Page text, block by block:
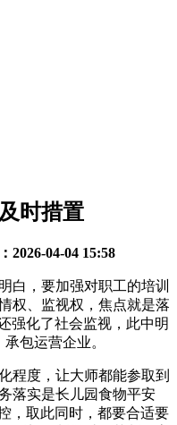
时措置
2026-04-04 15:58
，要加强对职工的培训
权、监视权，焦点就是落
强化了社会监视，此中明
包运营企业。
度，让大师都能参取到
落实是长儿园食物平安
，取此同时，都要合适要